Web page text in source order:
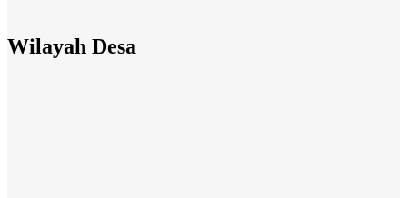
Wilayah Desa